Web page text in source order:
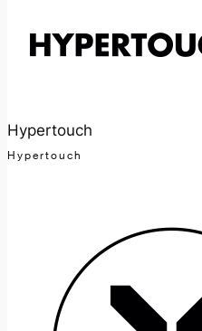
Hypertouch
Hypertouch